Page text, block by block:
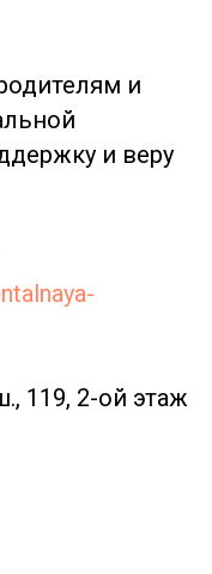
и
и веру
119, 2-ой этаж